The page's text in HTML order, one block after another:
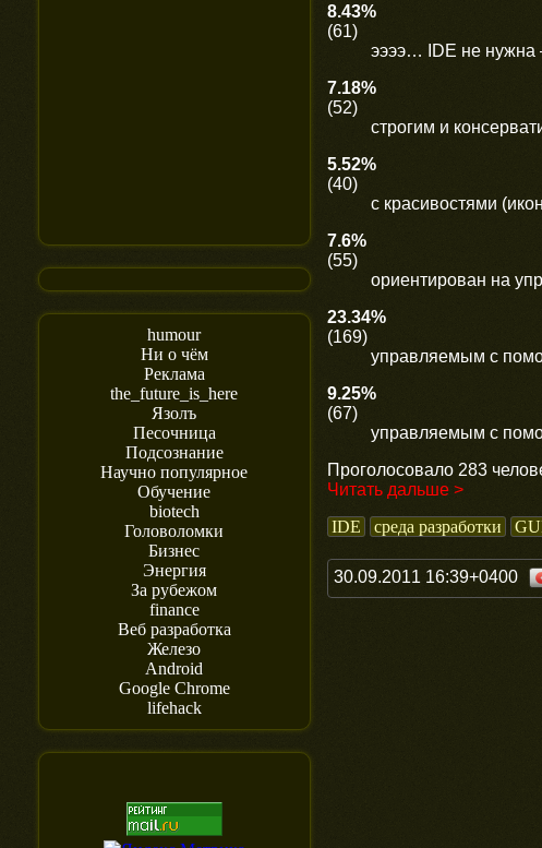
humour
Ни о чём
Реклама
the_future_is_here
Язолъ
Песочница
Подсознание
Научно популярное
Обучение
biotech
Головоломки
Бизнес
Энергия
За рубежом
finance
Веб разработка
Железо
Android
Google Chrome
lifehack
8.43%
(61)
ээээ… IDE не нужна
7.18%
(52)
строгим и
5.52%
(40)
с красивостями
7.6%
(55)
ориентирован на
23.34%
(169)
управляемым с
9.25%
(67)
управляемым с
Проголосовало 283
Читать дальше >
IDE
среда разработки
30.09.2011 16:39+0400